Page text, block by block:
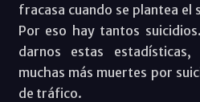
fracasa cuando se plantea el
Por eso hay tantos
darnos estas
muchas más muertes por
de tráfico.